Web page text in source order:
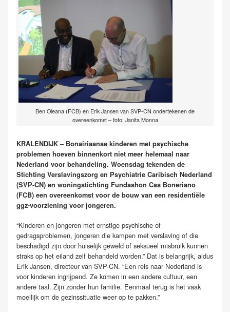
Ben Oleana (FCB) en Erik Jansen van SVP-CN ondertekenen de
overeenkomst – foto: Janita Monna
KRALENDIJK – Bonairiaanse kinderen met psychische
problemen hoeven binnenkort niet meer helemaal naar
Nederland voor behandeling. Woensdag tekenden de
Stichting Verslavingszorg en Psychiatrie Caribisch Nederland
(SVP-CN) en woningstichting Fundashon Cas Boneriano
(FCB) een overeenkomst voor de bouw van een residentiële
ggz-voorziening voor jongeren.
“Kinderen en jongeren met ernstige psychische of
gedragsproblemen, jongeren die kampen met verslaving of die
beschadigd zijn door huiselijk geweld of seksueel misbruik kunnen
straks op het eiland zelf behandeld worden.” Dat is belangrijk, aldus
Erik Jansen, directeur van SVP-CN. “Een reis naar Nederland is
voor kinderen ingrijpend. Ze komen in een andere cultuur, een
andere taal. Zijn zonder hun familie. Eenmaal terug is het vaak
moeilijk om de gezinssituatie weer op te pakken.”